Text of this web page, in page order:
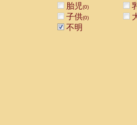
胎児(0)
子供(0)
不明